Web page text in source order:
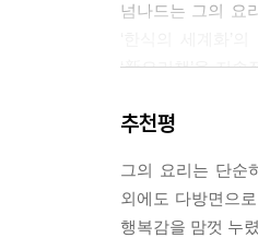
넘나드는 그의 요
‘新요리책’을 지
추천평
그의 요리는 단순
외에도 다방면으
행복감을 맘껏 누